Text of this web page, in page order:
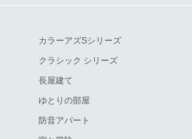
カラーアズSシリーズ
クラシック シリーズ
長屋建て
ゆとりの部屋
防音アパート